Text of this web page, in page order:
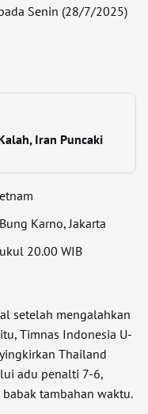
Senin (28/7/2025)
Iran Puncaki
Karno, Jakarta
20.00 WIB
setelah mengalahkan
Timnas Indonesia U-
Thailand
adu penalti 7-6,
tambahan waktu.